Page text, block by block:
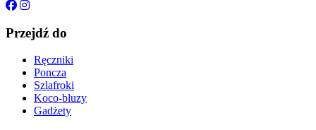
Przejdź do
Ręczniki
Poncza
Szlafroki
Koco-bluzy
Gadżety